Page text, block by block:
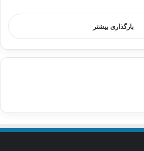
بارگذاری بیشتر